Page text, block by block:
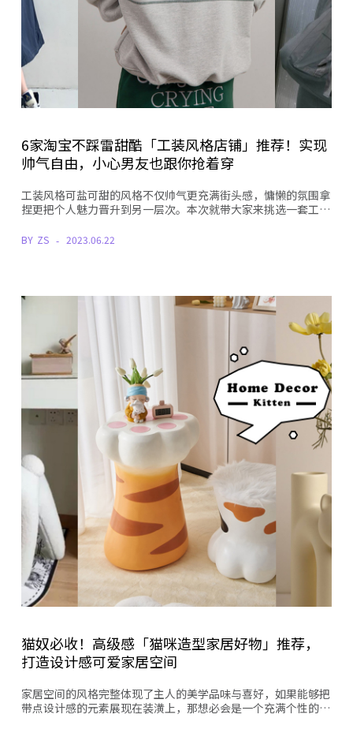
6家淘宝不踩雷甜酷「工装风格店铺」推荐！实现
帅气自由，小心男友也跟你抢着穿
工装风格可盐可甜的风格不仅帅气更充满街头感，慵懒的氛围拿
捏更把个人魅力晋升到另一层次。本次就带大家来挑选一套工…
BY ZS 2023.06.22
猫奴必收！高级感「猫咪造型家居好物」推荐，
打造设计感可爱家居空间
家居空间的风格完整体现了主人的美学品味与喜好，如果能够把
带点设计感的元素展现在装潢上，那想必会是一个充满个性的…